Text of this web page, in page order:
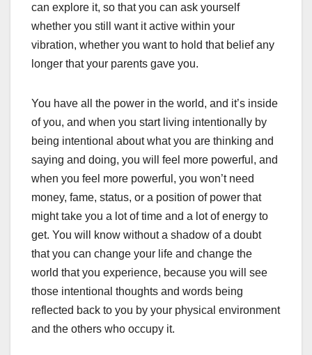
can explore it, so that you can ask yourself
whether you still want it active within your
vibration, whether you want to hold that belief any
longer that your parents gave you.
You have all the power in the world, and it’s inside
of you, and when you start living intentionally by
being intentional about what you are thinking and
saying and doing, you will feel more powerful, and
when you feel more powerful, you won’t need
money, fame, status, or a position of power that
might take you a lot of time and a lot of energy to
get. You will know without a shadow of a doubt
that you can change your life and change the
world that you experience, because you will see
those intentional thoughts and words being
reflected back to you by your physical environment
and the others who occupy it.